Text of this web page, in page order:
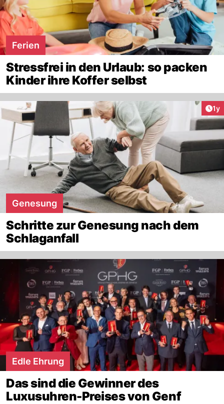
Ferien
Stressfrei in den Urlaub: so packen
Kinder ihre Koffer selbst
1y
Genesung
Schritte zur Genesung nach dem
Schlaganfall
Edle Ehrung
Das sind die Gewinner des
Luxusuhren-Preises von Genf